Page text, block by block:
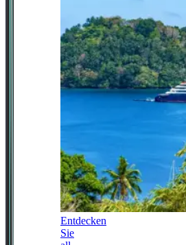
Entdecken
Sie